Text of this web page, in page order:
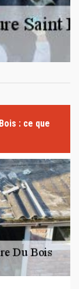
: ce que